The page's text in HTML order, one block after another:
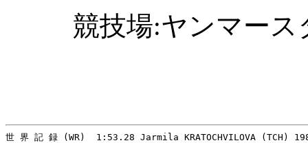
競技場:ヤンマー
世 界 記 録 (WR)  1:53.28 Jarmila KRATOCHVILOVA (TCH)